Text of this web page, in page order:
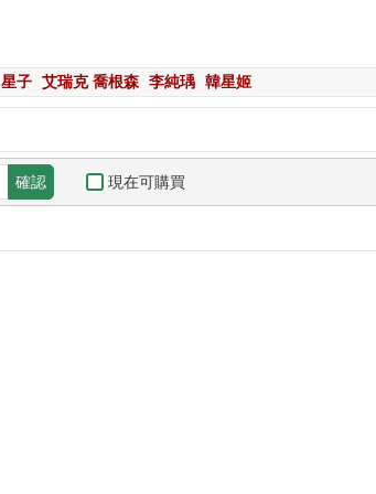
星子 艾瑞克 喬根森 李純瑀 韓星姬
確認 現在可購買